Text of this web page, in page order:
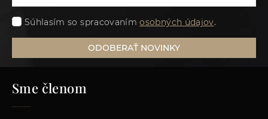
Súhlasím so spracovanímosobných údajov.
ODOBERAŤ NOVINKY
Sme členom